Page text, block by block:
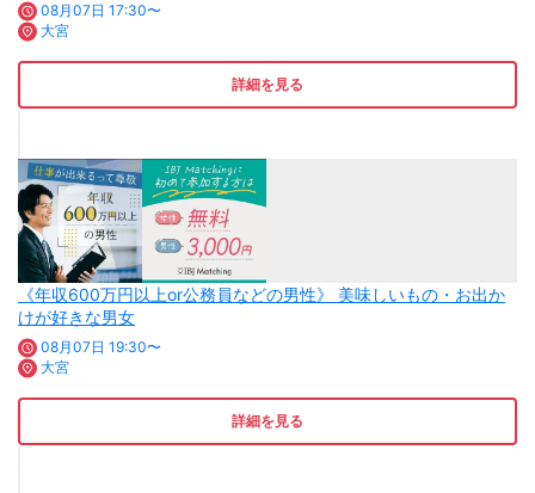
08月07日 17:30〜
大宮
詳細を見る
《年収600万円以上or公務員などの男性》 美味しいもの・お出か
けが好きな男女
08月07日 19:30〜
大宮
詳細を見る